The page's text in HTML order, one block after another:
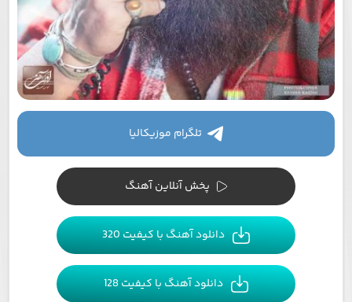
تلگرام موزیکالیا
پخش آنلاین آهنگ
دانلود آهنگ با کیفیت 320
دانلود آهنگ با کیفیت 128